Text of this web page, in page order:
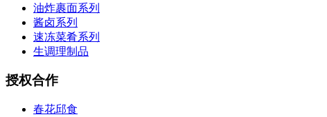
油炸裹面系列
酱卤系列
速冻菜肴系列
生调理制品
授权合作
春花邱食